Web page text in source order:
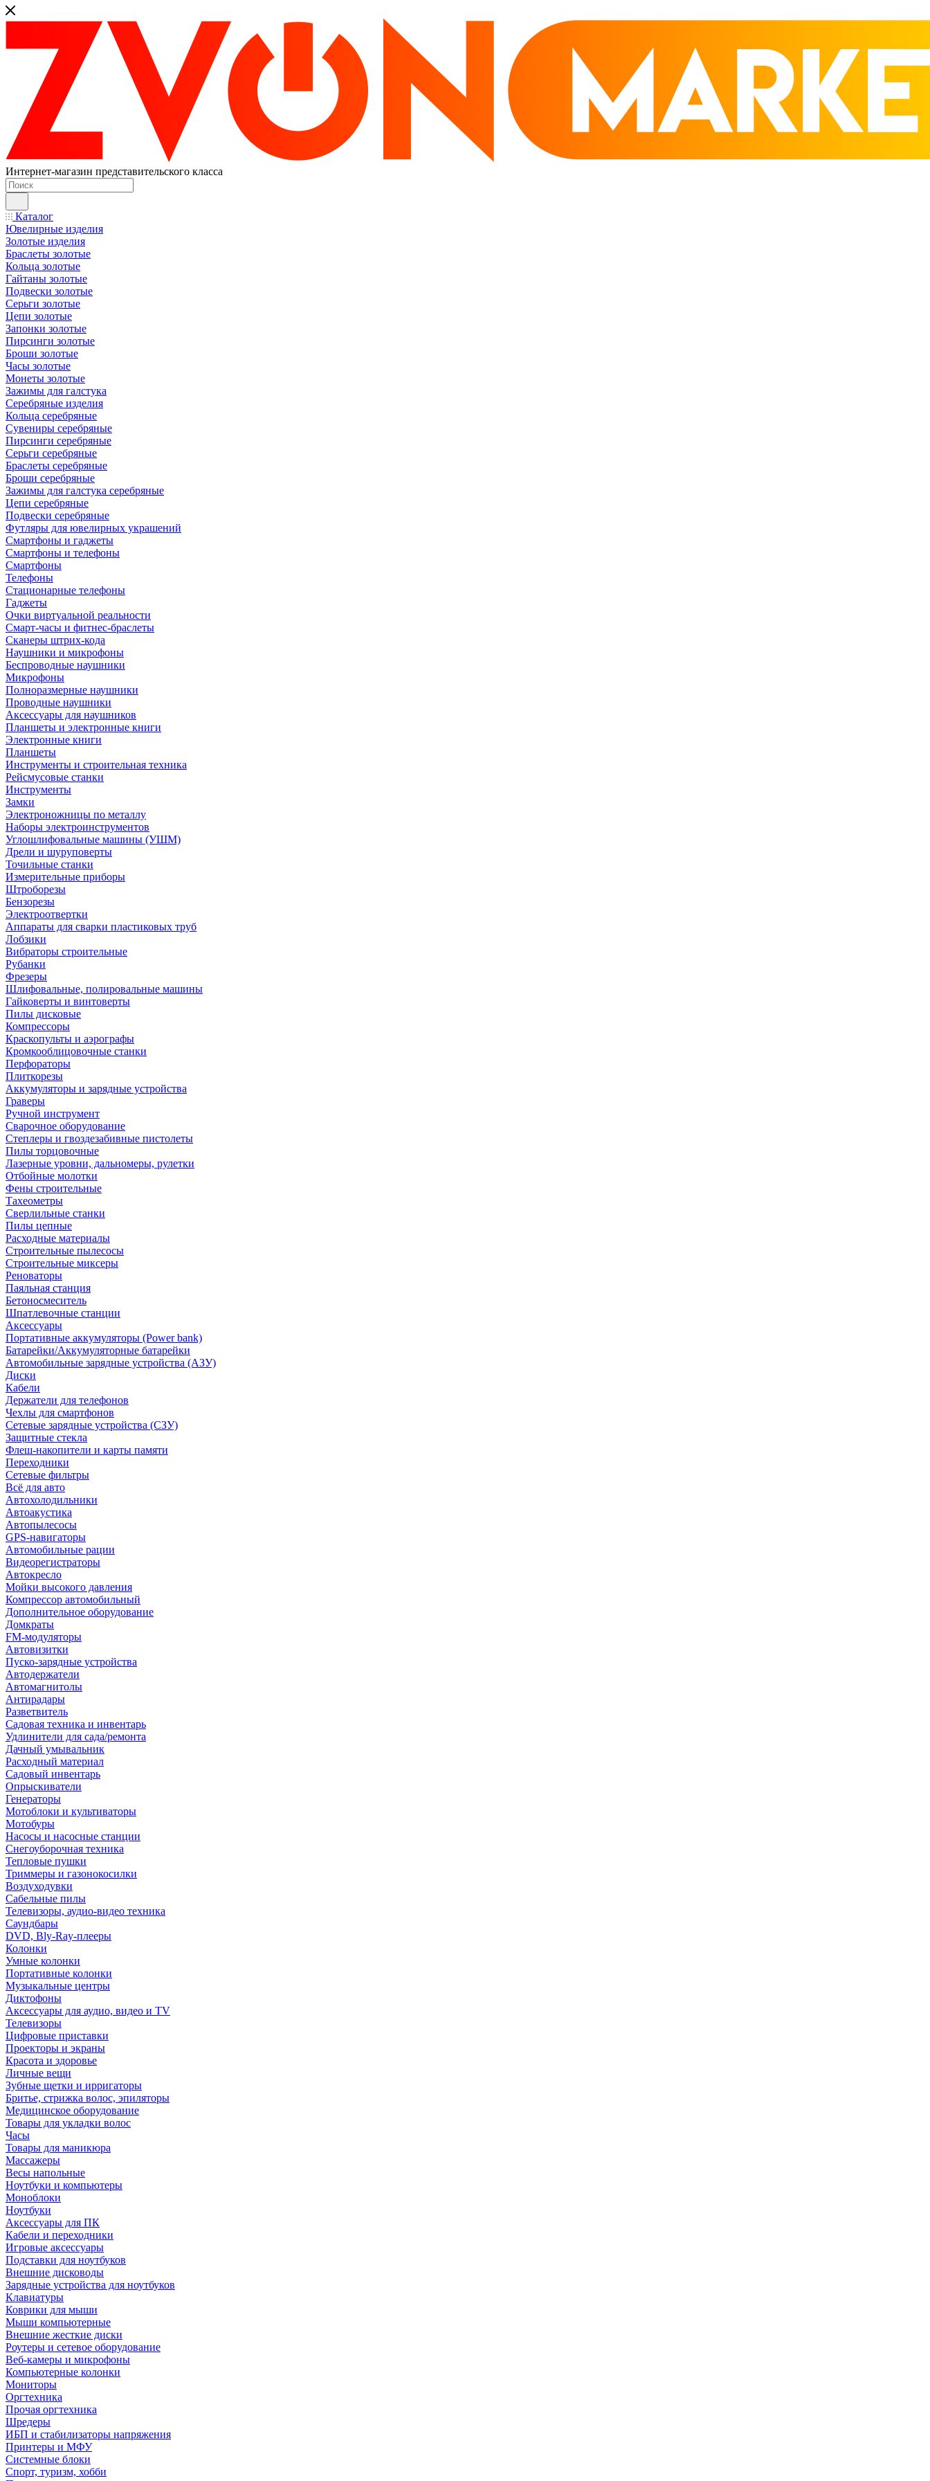
Интернет-магазин представительского класса
Каталог
Ювелирные изделия
Золотые изделия
Браслеты золотые
Кольца золотые
Гайтаны золотые
Подвески золотые
Серьги золотые
Цепи золотые
Запонки золотые
Пирсинги золотые
Броши золотые
Часы золотые
Монеты золотые
Зажимы для галстука
Серебряные изделия
Кольца серебряные
Сувениры серебряные
Пирсинги серебряные
Серьги серебряные
Браслеты серебряные
Броши серебряные
Зажимы для галстука серебряные
Цепи серебряные
Подвески серебряные
Футляры для ювелирных украшений
Смартфоны и гаджеты
Смартфоны и телефоны
Смартфоны
Телефоны
Стационарные телефоны
Гаджеты
Очки виртуальной реальности
Смарт-часы и фитнес-браслеты
Сканеры штрих-кода
Наушники и микрофоны
Беспроводные наушники
Микрофоны
Полноразмерные наушники
Проводные наушники
Аксессуары для наушников
Планшеты и электронные книги
Электронные книги
Планшеты
Инструменты и строительная техника
Рейсмусовые станки
Инструменты
Замки
Электроножницы по металлу
Наборы электроинструментов
Углошлифовальные машины (УШМ)
Дрели и шуруповерты
Точильные станки
Измерительные приборы
Штроборезы
Бензорезы
Электроотвертки
Аппараты для сварки пластиковых труб
Лобзики
Вибраторы строительные
Рубанки
Фрезеры
Шлифовальные, полировальные машины
Гайковерты и винтоверты
Пилы дисковые
Компрессоры
Краскопульты и аэрографы
Кромкооблицовочные станки
Перфораторы
Плиткорезы
Аккумуляторы и зарядные устройства
Граверы
Ручной инструмент
Сварочное оборудование
Степлеры и гвоздезабивные пистолеты
Пилы торцовочные
Лазерные уровни, дальномеры, рулетки
Отбойные молотки
Фены строительные
Тахеометры
Сверлильные станки
Пилы цепные
Расходные материалы
Строительные пылесосы
Строительные миксеры
Реноваторы
Паяльная станция
Бетоносмеситель
Шпатлевочные станции
Аксессуары
Портативные аккумуляторы (Power bank)
Батарейки/Аккумуляторные батарейки
Автомобильные зарядные устройства (АЗУ)
Диски
Кабели
Держатели для телефонов
Чехлы для смартфонов
Сетевые зарядные устройства (СЗУ)
Защитные стекла
Флеш-накопители и карты памяти
Переходники
Сетевые фильтры
Всё для авто
Автохолодильники
Автоакустика
Автопылесосы
GPS-навигаторы
Автомобильные рации
Видеорегистраторы
Автокресло
Мойки высокого давления
Компрессор автомобильный
Дополнительное оборудование
Домкраты
FM-модуляторы
Автовизитки
Пуско-зарядные устройства
Автодержатели
Автомагнитолы
Антирадары
Разветвитель
Садовая техника и инвентарь
Удлинители для сада/ремонта
Дачный умывальник
Расходный материал
Садовый инвентарь
Опрыскиватели
Генераторы
Мотоблоки и культиваторы
Мотобуры
Насосы и насосные станции
Снегоуборочная техника
Тепловые пушки
Триммеры и газонокосилки
Воздуходувки
Сабельные пилы
Телевизоры, аудио-видео техника
Саундбары
DVD, Bly-Ray-плееры
Колонки
Умные колонки
Портативные колонки
Музыкальные центры
Диктофоны
Аксессуары для аудио, видео и TV
Телевизоры
Цифровые приставки
Проекторы и экраны
Красота и здоровье
Личные вещи
Зубные щетки и ирригаторы
Бритье, стрижка волос, эпиляторы
Медицинское оборудование
Товары для укладки волос
Часы
Товары для маникюра
Массажеры
Весы напольные
Ноутбуки и компьютеры
Моноблоки
Ноутбуки
Аксессуары для ПК
Кабели и переходники
Игровые аксессуары
Подставки для ноутбуков
Внешние дисководы
Зарядные устройства для ноутбуков
Клавиатуры
Коврики для мыши
Мыши компьютерные
Внешние жесткие диски
Роутеры и сетевое оборудование
Веб-камеры и микрофоны
Компьютерные колонки
Мониторы
Оргтехника
Прочая оргтехника
Шредеры
ИБП и стабилизаторы напряжения
Принтеры и МФУ
Системные блоки
Спорт, туризм, хобби